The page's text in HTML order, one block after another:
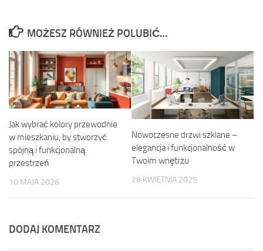
MOŻESZ RÓWNIEŻ POLUBIĆ…
Jak wybrać kolory przewodnie
w mieszkaniu, by stworzyć
spójną i funkcjonalną
przestrzeń
10 MAJA 2026
Nowoczesne drzwi szklane –
elegancja i funkcjonalność w
Twoim wnętrzu
28 KWIETNIA 2025
DODAJ KOMENTARZ